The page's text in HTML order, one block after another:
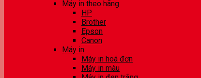
Máy in theo hãng
HP
Brother
Epson
Canon
Máy in
Máy in hoá đơn
Máy in màu